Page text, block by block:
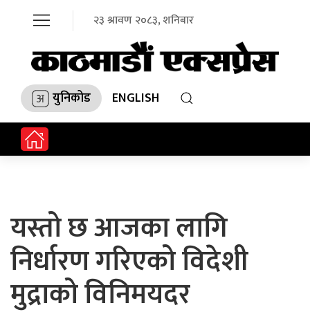
२३ श्रावण २०८३, शनिबार
युनिकोड ENGLISH
यस्तो छ आजका लागि
निर्धारण गरिएको विदेशी
मुद्राको विनिमयदर